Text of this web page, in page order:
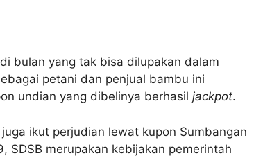
bulan yang tak bisa dilupakan dalam
petani dan penjual bambu ini
undian yang dibelinya berhasil jackpot.
ikut perjudian lewat kupon Sumbangan
SDSB merupakan kebijakan pemerintah